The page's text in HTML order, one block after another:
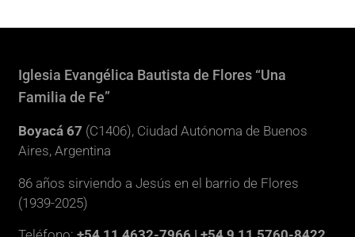
Iglesia Evangélica Bautista de Flores “Una
Familia de Fe”
Boyacá 67 (C1406), Ciudad Autónoma de Buenos
Aires, Argentina
86 años sirviendo a Jesús en el barrio de Flores
(1939-2025)